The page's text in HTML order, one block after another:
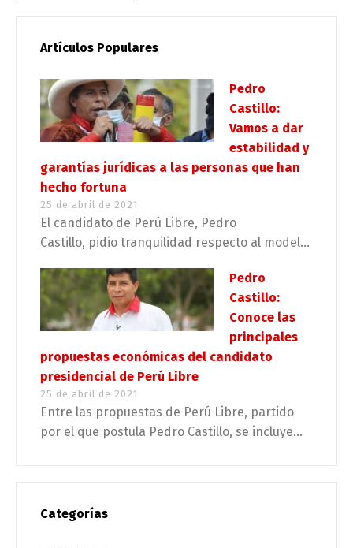
Artículos Populares
Pedro
Castillo:
Vamos a dar
estabilidad y
garantías jurídicas a las personas que han
hecho fortuna
25 de abril de 2021
El candidato de Perú Libre, Pedro
Castillo, pidio tranquilidad respecto al model...
Pedro
Castillo:
Conoce las
principales
propuestas económicas del candidato
presidencial de Perú Libre
25 de abril de 2021
Entre las propuestas de Perú Libre, partido
por el que postula Pedro Castillo, se incluye...
Categorías